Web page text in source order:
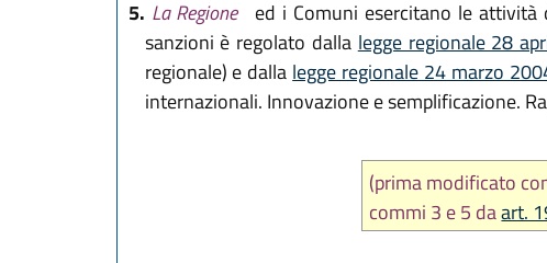
5. La Regione
ed i Comuni esercitano le
sanzioni è regolato dalla legge regionale 28
regionale) e dalla legge regionale 24 marzo
internazionali. Innovazione e semplificazione.
(prima modificato
commi 3 e 5 daart.